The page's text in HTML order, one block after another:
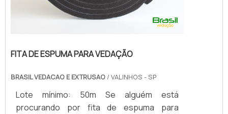
FITA DE ESPUMA PARA VEDAÇÃO
BRASIL VEDACAO E EXTRUSAO / VALINHOS - SP
Lote mínimo: 50m Se alguém está
procurando por fita de espuma para